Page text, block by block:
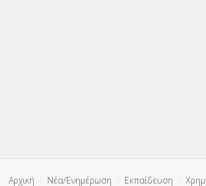
Αρχική Νέα/Ενημέρωση Εκπαίδευση